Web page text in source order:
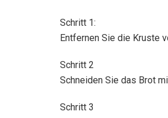
Schritt 1:
Entfernen Sie die Kruste
Schritt 2
Schneiden Sie das Brot
Schritt 3